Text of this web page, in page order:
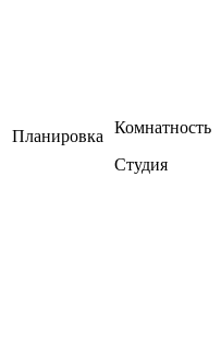
Планировка
Комнатность
Студия